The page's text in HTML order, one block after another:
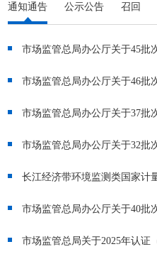
通知通告 公示公告 召回